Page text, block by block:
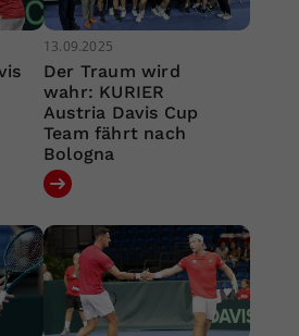
13.09.2025
Der Traum wird
wahr: KURIER
Austria Davis Cup
Team fährt nach
Bologna